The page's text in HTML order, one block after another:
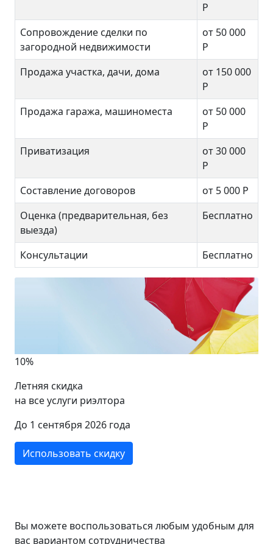
Р
Сопровождение сделки по
загородной недвижимости
от 50 000
Р
Продажа участка, дачи, дома
от 150 000
Р
Продажа гаража, машиноместа
от 50 000
Р
Приватизация
от 30 000
Р
Составление договоров
от 5 000 Р
Оценка (предварительная, без
выезда)
Бесплатно
Консультации Бесплатно
10%
Летняя скидка
на все услуги риэлтора
До 1 сентября 2026 года
Использовать скидку
Вы можете воспользоваться любым удобным для
вас вариантом сотрудничества